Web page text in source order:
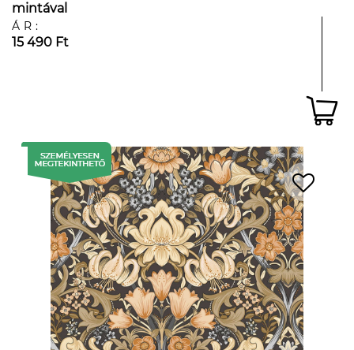
mintával
ÁR:
15 490 Ft